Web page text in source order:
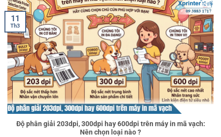
Độ phân giải 203dpi, 300dpi hay 600dpi trên máy in mã vạch:
Nên chọn loại nào ?
11
Th3